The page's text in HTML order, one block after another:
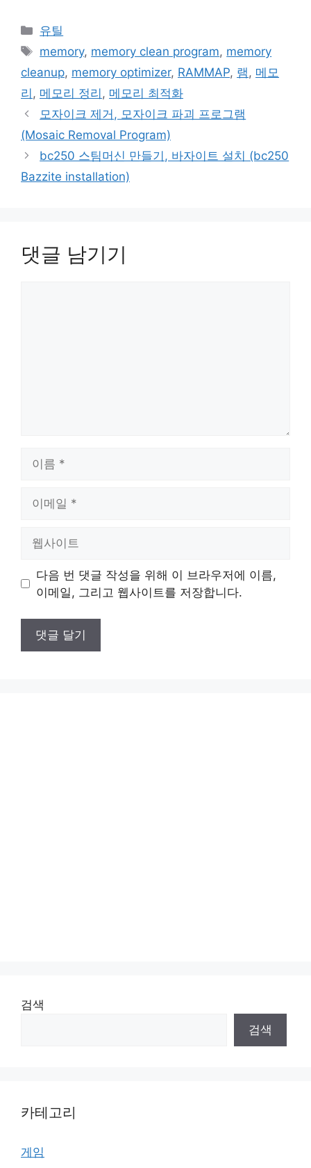
카
리
유틸
태
memory, memory clean program, memory
cleanup, memory optimizer, RAMMAP, 램 , 메모
리 , 메모리 정리 , 메모리 최적화
모자이크 제거, 모자이크 파괴 프로그램
(Mosaic Removal Program)
bc250 스팀머신 만들기, 바자이트 설치 (bc250
Bazzite installation)
댓글 남기기
트
다음 번 댓글 작성을 위해 이 브라우저에 이름,
이메일, 그리고 웹사이트를 저장합니다.
검색
검색
카테고리
게임